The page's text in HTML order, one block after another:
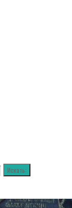
Искать: